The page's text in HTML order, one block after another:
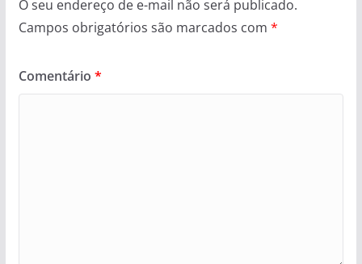
O seu endereço de e-mail não será publicado.
Campos obrigatórios são marcados com *
Comentário *